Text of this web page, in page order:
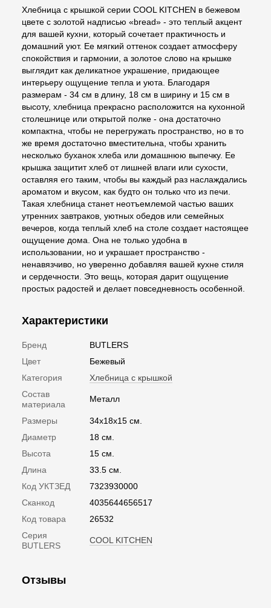
Хлебница с крышкой серии COOL KITCHEN в бежевом
цвете с золотой надписью «bread» - это теплый акцент
для вашей кухни, который сочетает практичность и
домашний уют. Ее мягкий оттенок создает атмосферу
спокойствия и гармонии, а золотое слово на крышке
выглядит как деликатное украшение, придающее
интерьеру ощущение тепла и уюта. Благодаря
размерам - 34 см в длину, 18 см в ширину и 15 см в
высоту, хлебница прекрасно расположится на кухонной
столешнице или открытой полке - она достаточно
компактна, чтобы не перегружать пространство, но в то
же время достаточно вместительна, чтобы хранить
несколько буханок хлеба или домашнюю выпечку. Ее
крышка защитит хлеб от лишней влаги или сухости,
оставляя его таким, чтобы вы каждый раз наслаждались
ароматом и вкусом, как будто он только что из печи.
Такая хлебница станет неотъемлемой частью ваших
утренних завтраков, уютных обедов или семейных
вечеров, когда теплый хлеб на столе создает настоящее
ощущение дома. Она не только удобна в
использовании, но и украшает пространство -
ненавязчиво, но уверенно добавляя вашей кухне стиля
и сердечности. Это вещь, которая дарит ощущение
простых радостей и делает повседневность особенной.
Характеристики
Бренд
BUTLERS
Цвет
Бежевый
Категория
Хлебница с крышкой
Состав
материала
Металл
Размеры
34х18х15 см.
Диаметр
18 см.
Высота
15 см.
Длина
33.5 см.
Код УКТЗЕД
7323930000
Сканкод
4035644656517
Код товара
26532
Серия
BUTLERS
COOL KITCHEN
Отзывы